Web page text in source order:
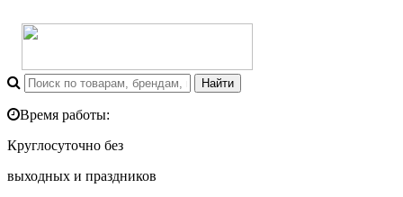
Время работы:
Круглосуточно без
выходных и праздников